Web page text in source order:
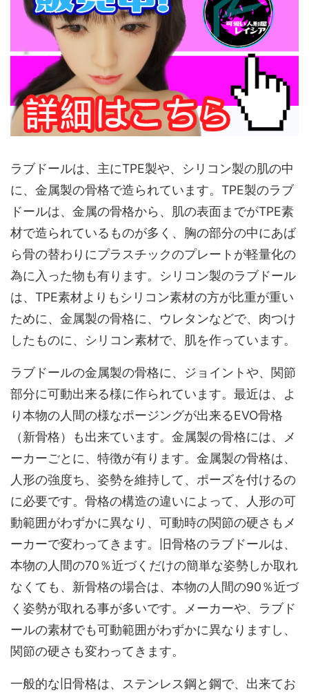
ラブドールは、主にTPE製や、シリコン製の肌の中
に、金属製の骨格で造られています。TPE製のラブ
ドールは、金属の骨格から、肌の表面までがTPE素
材で造られているものが多く、胸の部分の中にあば
ら骨の替わりにプラスチックのプレートが軽量化の
為に入った物も有ります。シリコン製のラブドール
は、TPE素材よりもシリコン素材の方が比重が重い
ために、金属製の骨格に、ウレタンなどで、肉つけ
したものに、シリコン素材で、肌を作っています。
ラブドールの金属製の骨格に、ジョイントや、関節
部分に可動出来る様に作られています。最近は、よ
り本物の人間の様なポージングが出来るEVO骨格
（新骨格）も出来ています。金属製の骨格には、メ
ーカーごとに、特徴が有ります。金属製の骨格は、
人形の強度ち、姿勢を維持して、ポーズを付けるの
に必要です。骨格の構造の違いによって、人形の可
動範囲がわずかに異なり、可動時の関節の硬さもメ
ーカーで変わってきます。旧骨格のラブドールは、
本物の人間の70％近づくだけの簡単な姿勢しか取れ
なくても、新骨格の場合は、本物の人間の90％近づ
く姿勢が取れる事が多いです。メーカーや、ラブド
ールの素材でも可動範囲がわずかに異なりますし、
関節の硬さも変わってきます。
一般的な旧骨格は、ステンレス鋼と鋼で、出来てお